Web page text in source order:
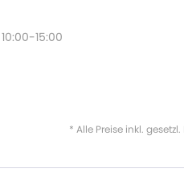
15:00
* Alle Preise inkl.